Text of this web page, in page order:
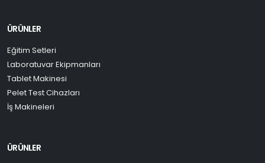
ÜRÜNLER
Eğitim Setleri
Laboratuvar Ekipmanları
Tablet Makinesi
Pelet Test Cihazları
İş Makineleri
ÜRÜNLER